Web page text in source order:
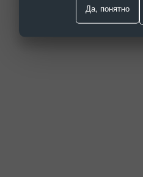
Да, понятно